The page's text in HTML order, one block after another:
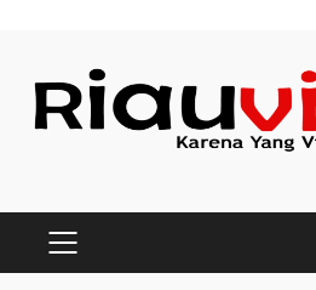
content
PRIMARY